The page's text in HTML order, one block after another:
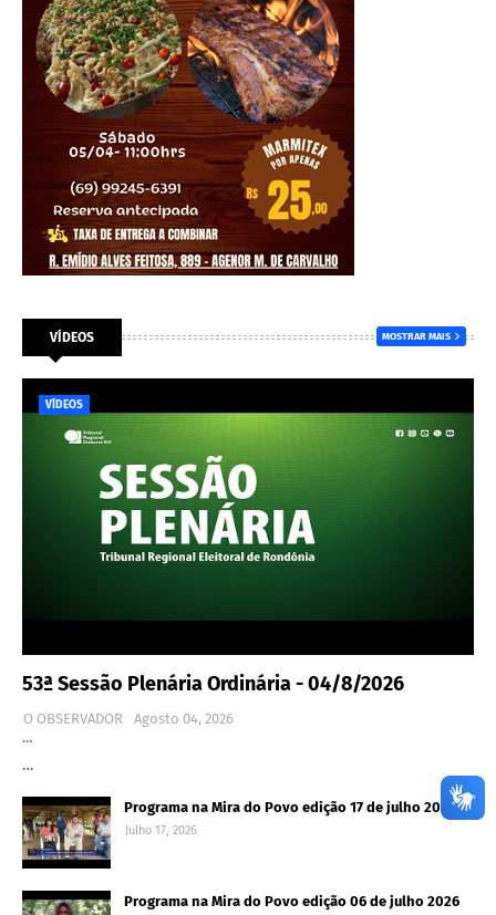
VÍDEOS MOSTRAR MAIS
VÍDEOS
53ª Sessão Plenária Ordinária - 04/8/2026
O OBSERVADOR
Agosto 04, 2026
…
…
Programa na Mira do Povo edição 17 de julho 2026
Julho 17, 2026
Programa na Mira do Povo edição 06 de julho 2026